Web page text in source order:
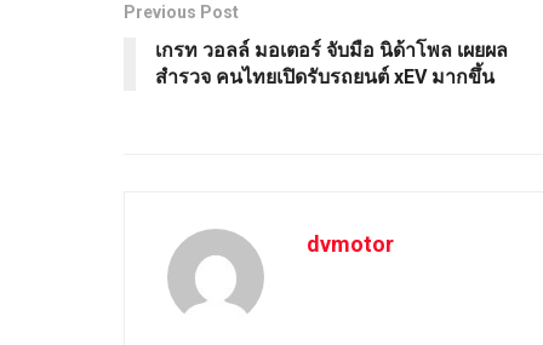
Previous Post
เกรท วอลล์ มอเตอร์ จับมือ นิด้าโพล เผยผล
สำรวจ คนไทยเปิดรับรถยนต์ xEV มากขึ้น
dvmotor